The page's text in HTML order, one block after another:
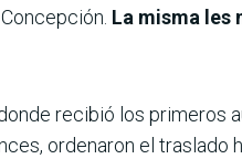
La misma les
recibió los primeros
ordenaron el traslado